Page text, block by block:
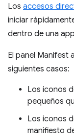
Los accesos
iniciar
dentro de una
El panel Manifest
siguientes casos:
Los íconos
pequeños
Los íconos
manifiesto